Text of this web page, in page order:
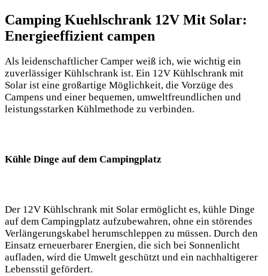
Camping Kuehlschrank 12V Mit Solar:
Energieeffizient ​campen
Als leidenschaftlicher Camper weiß ich, wie ⁤wichtig ein
zuverlässiger​ Kühlschrank ist. Ein ⁢12V⁤ Kühlschrank mit
⁢Solar ist eine großartige Möglichkeit, ⁤die⁢ Vorzüge des
Campens⁤ und einer bequemen,‌ umweltfreundlichen⁢ und⁣
leistungsstarken Kühlmethode zu‌ verbinden.
Kühle⁢ Dinge auf ‌dem Campingplatz
Der 12V Kühlschrank mit⁣ Solar ermöglicht es, ‌kühle​ Dinge
auf dem Campingplatz aufzubewahren,⁤ ohne ⁣ein störendes
Verlängerungskabel ⁤herumschleppen ⁢zu müssen. Durch den‌
Einsatz erneuerbarer Energien, ‍die sich ⁤bei Sonnenlicht
aufladen, wird die Umwelt geschützt und​ ein‌ nachhaltigerer
Lebensstil gefördert.